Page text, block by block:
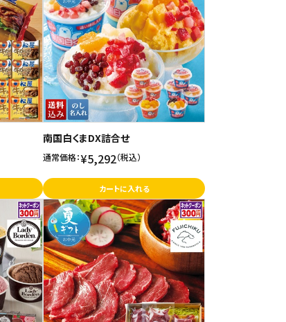
南国白くまDX詰合せ
通常価格：¥5,292（税込）
カートに入れる